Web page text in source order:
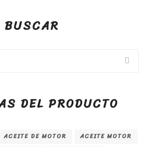
BUSCAR
DEL PRODUCTO
ACEITE DE MOTOR
ACEITE MOTOR